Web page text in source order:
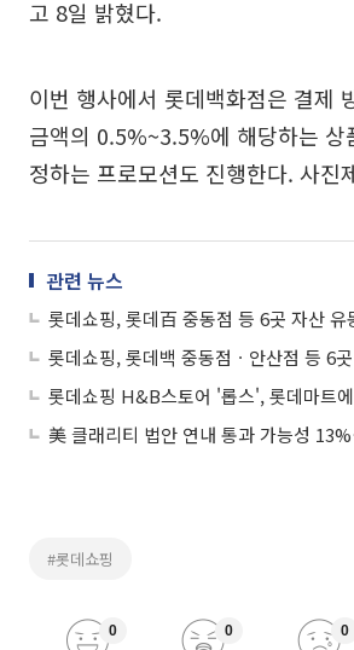
고 8일 밝혔다.
이번 행사에서 롯데백화점은 결제
금액의 0.5%~3.5%에 해당하는 상
정하는 프로모션도 진행한다. 사진
관련 뉴스
롯데쇼핑, 롯데百 중동점 등 6곳 자산 유
롯데쇼핑 H&B스토어 '롭스', 롯데마트
#롯데쇼핑
0 0 0